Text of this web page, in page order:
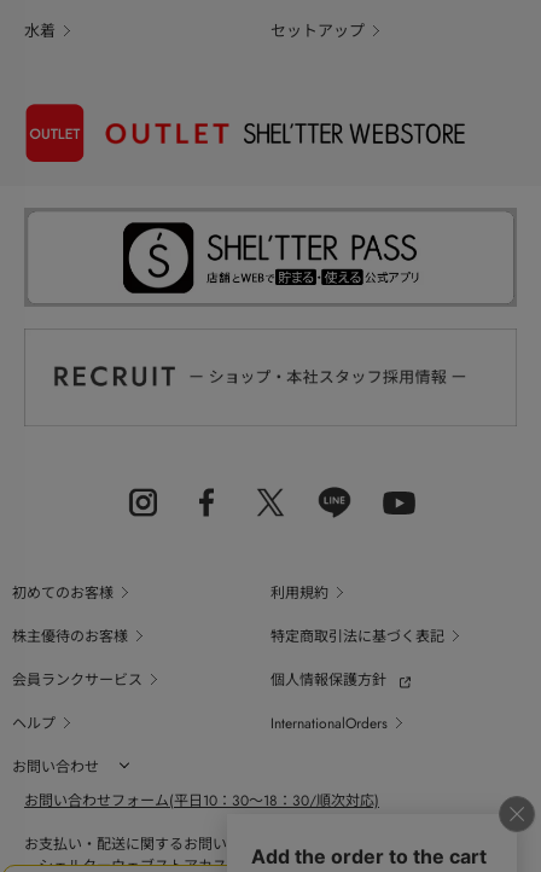
水着 セットアップ
初めてのお客様
利用規約
株主優待のお客様
特定商取引法に基づく表記
会員ランクサービス
個人情報保護方針
ヘルプ
InternationalOrders
お問い合わせ
お問い合わせフォーム(平日10：30～18：30/順次対応)
お支払い・配送に関するお問い合わせ（平日10：30～18：00）
シェルターウェブストアカスタマーセンター